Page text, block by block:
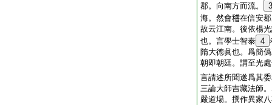
郡。向南方而流。
3
海。然會𥡴在信安
故云江南。後依楊
也。言學士智泰 4
隋大徳眞也。爲簡
朝即朝廷。謂至光
言請述所聞遂爲其
三論大師吉藏法師
嚴道場。撰作異家